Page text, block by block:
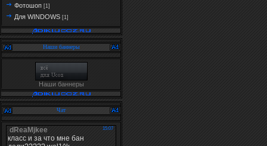
Фотошоп [1]
Для WINDOWS [1]
Наши баннеры
Наши баннеры
Чат